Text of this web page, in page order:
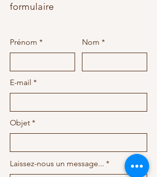
formulaire
Prénom Nom
E-mail
Objet
Laissez-nous un message...